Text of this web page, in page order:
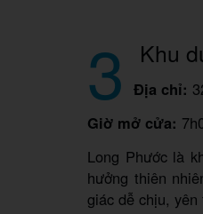
3 Khu
Địa chỉ:
Giờ mở cửa:
Long Phước là
hưởng thiên
giác dễ chịu, yên